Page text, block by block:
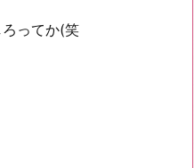
ってか(笑